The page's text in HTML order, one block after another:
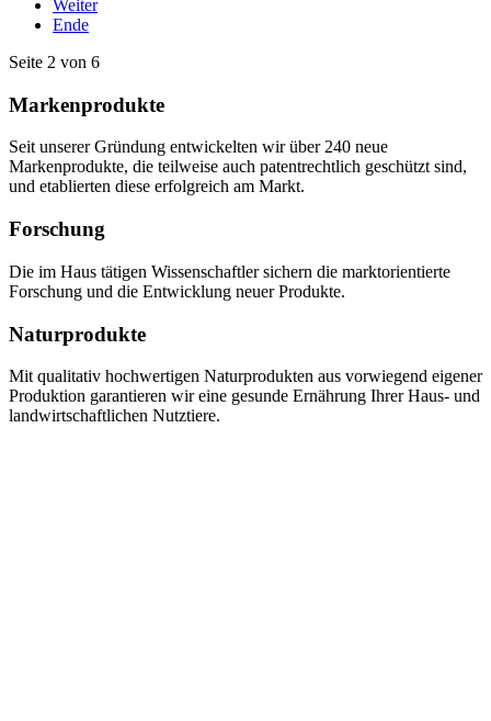
Weiter
Ende
Seite 2 von 6
Markenprodukte
Seit unserer Gründung entwickelten wir über 240 neue
Markenprodukte, die teilweise auch patentrechtlich geschützt sind,
und etablierten diese erfolgreich am Markt.
Forschung
Die im Haus tätigen Wissenschaftler sichern die marktorientierte
Forschung und die Entwicklung neuer Produkte.
Naturprodukte
Mit qualitativ hochwertigen Naturprodukten aus vorwiegend eigener
Produktion garantieren wir eine gesunde Ernährung Ihrer Haus- und
landwirtschaftlichen Nutztiere.